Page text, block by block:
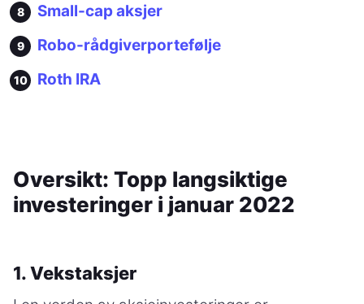
Small-cap aksjer
Robo-rådgiverportefølje
Roth IRA
Oversikt: Topp langsiktige
investeringer i januar 2022
1. Vekstaksjer